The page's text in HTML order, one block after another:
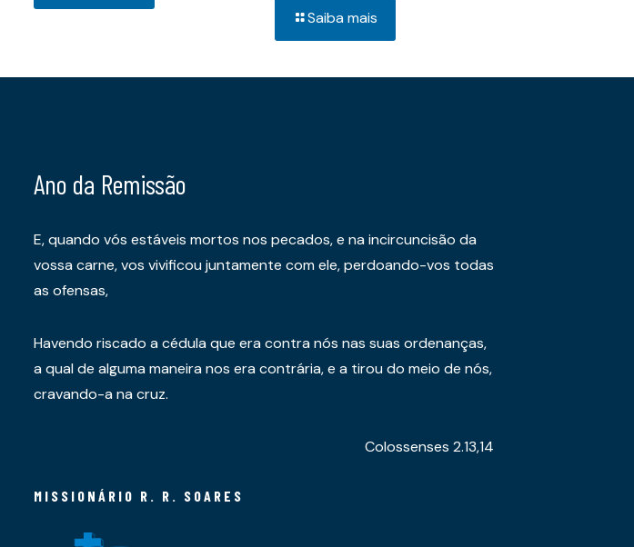
Saiba mais
Ano da Remissão
E, quando vós estáveis mortos nos pecados, e na incircuncisão da
vossa carne, vos vivificou juntamente com ele, perdoando-vos todas
as ofensas,
Havendo riscado a cédula que era contra nós nas suas ordenanças,
a qual de alguma maneira nos era contrária, e a tirou do meio de nós,
cravando-a na cruz.
Colossenses 2.13,14
MISSIONÁRIO R. R. SOARES